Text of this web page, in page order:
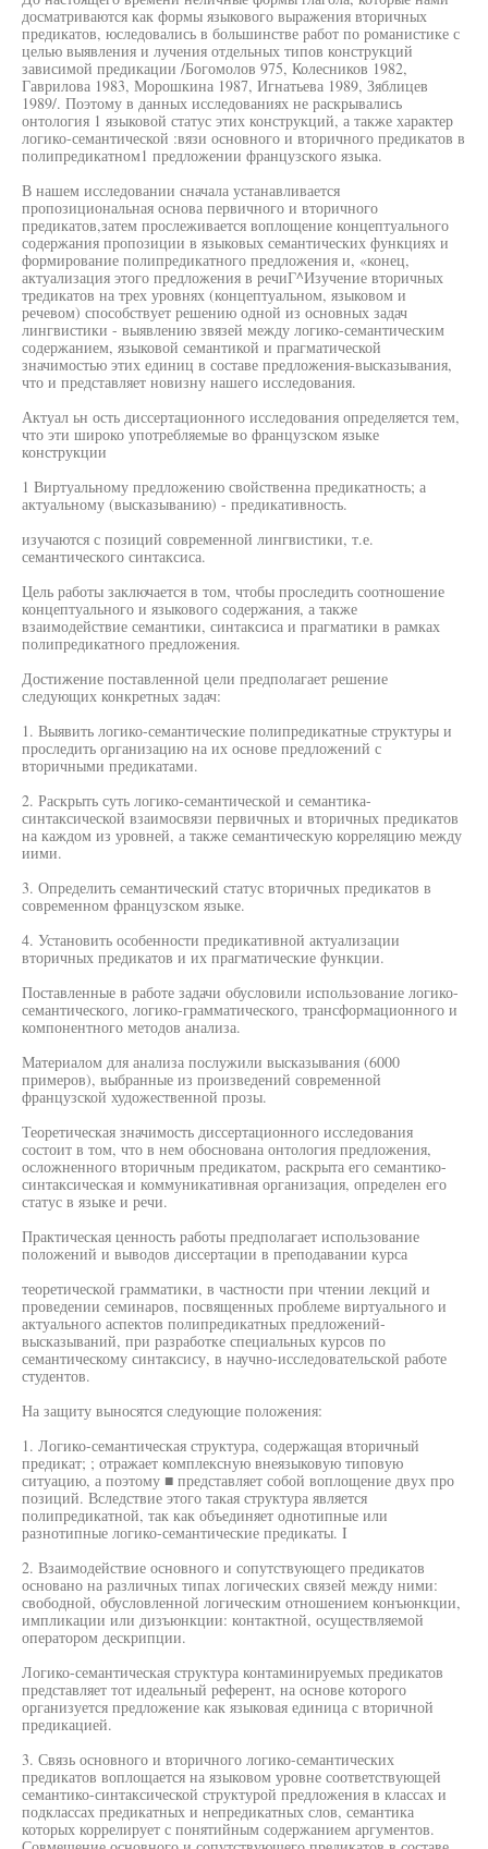
досматриваются как формы языкового выражения вторичных
предикатов, юследовались в большинстве работ по романистике с
целью выявления и лучения отдельных типов конструкций
зависимой предикации /Богомолов 975, Колесников 1982,
Гаврилова 1983, Морошкина 1987, Игнатьева 1989, Зяблицев
1989/. Поэтому в данных исследованиях не раскрывались
онтология 1 языковой статус этих конструкций, а также характер
логико-семантической :вязи основного и вторичного предикатов в
полипредикатном1 предложении французского языка.
В нашем исследовании сначала устанавливается
пропозициональная основа первичного и вторичного
предикатов,затем прослеживается воплощение концептуального
содержания пропозиции в языковых семантических функциях и
формирование полипредикатного предложения и, «конец,
актуализация этого предложения в речиГ^Изучение вторичных
тредикатов на трех уровнях (концептуальном, языковом и
речевом) способствует решению одной из основных задач
лингвистики - выявлению звязей между логико-семантическим
содержанием, языковой семантикой и прагматической
значимостью этих единиц в составе предложения-высказывания,
что и представляет новизну нашего исследования.
Актуал ьн ость диссертационного исследования определяется тем,
что эти широко употребляемые во французском языке
конструкции
1 Виртуальному предложению свойственна предикатность; а
актуальному (высказыванию) - предикативность.
изучаются с позиций современной лингвистики, т.е.
семантического синтаксиса.
Цель работы заключается в том, чтобы проследить соотношение
концептуального и языкового содержания, а также
взаимодействие семантики, синтаксиса и прагматики в рамках
полипредикатного предложения.
Достижение поставленной цели предполагает решение
следующих конкретных задач:
1. Выявить логико-семантические полипредикатные структуры и
проследить организацию на их основе предложений с
вторичными предикатами.
2. Раскрыть суть логико-семантической и семантика-
синтаксической взаимосвязи первичных и вторичных предикатов
на каждом из уровней, а также семантическую корреляцию между
иими.
3. Определить семантический статус вторичных предикатов в
современном французском языке.
4. Установить особенности предикативной актуализации
вторичных предикатов и их прагматические функции.
Поставленные в работе задачи обусловили использование логико-
семантического, логико-грамматического, трансформационного и
компонентного методов анализа.
Материалом для анализа послужили высказывания (6000
примеров), выбранные из произведений современной
французской художественной прозы.
Теоретическая значимость диссертационного исследования
состоит в том, что в нем обоснована онтология предложения,
осложненного вторичным предикатом, раскрыта его семантико-
синтаксическая и коммуникативная организация, определен его
статус в языке и речи.
Практическая ценность работы предполагает использование
положений и выводов диссертации в преподавании курса
теоретической грамматики, в частности при чтении лекций и
проведении семинаров, посвященных проблеме виртуального и
актуального аспектов полипредикатных предложений-
высказываний, при разработке специальных курсов по
семантическому синтаксису, в научно-исследовательской работе
студентов.
На защиту выносятся следующие положения:
1. Логико-семантическая структура, содержащая вторичный
предикат; ; отражает комплексную внеязыковую типовую
ситуацию, а поэтому ■ представляет собой воплощение двух про
позиций. Вследствие этого такая структура является
полипредикатной, так как объединяет однотипные или
разнотипные логико-семантические предикаты. I
2. Взаимодействие основного и сопутствующего предикатов
основано на различных типах логических связей между ними:
свободной, обусловленной логическим отношением конъюнкции,
импликации или дизъюнкции: контактной, осуществляемой
оператором дескрипции.
Логико-семантическая структура контаминируемых предикатов
представляет тот идеальный референт, на основе которого
организуется предложение как языковая единица с вторичной
предикацией.
3. Связь основного и вторичного логико-семантических
предикатов воплощается на языковом уровне соответствующей
семантико-синтаксической структурой предложения в классах и
подклассах предикатных и непредикатных слов, семантика
которых коррелирует с понятийным содержанием аргументов.